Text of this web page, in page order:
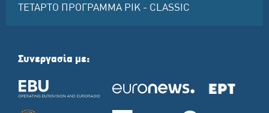
ΤΕΤΑΡΤΟ ΠΡΟΓΡΑΜΜΑ ΡΙΚ - CLASSIC
Συνεργασία με: